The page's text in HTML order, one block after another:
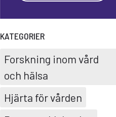
KATEGORIER
Forskning inom vård
och hälsa
Hjärta för vården